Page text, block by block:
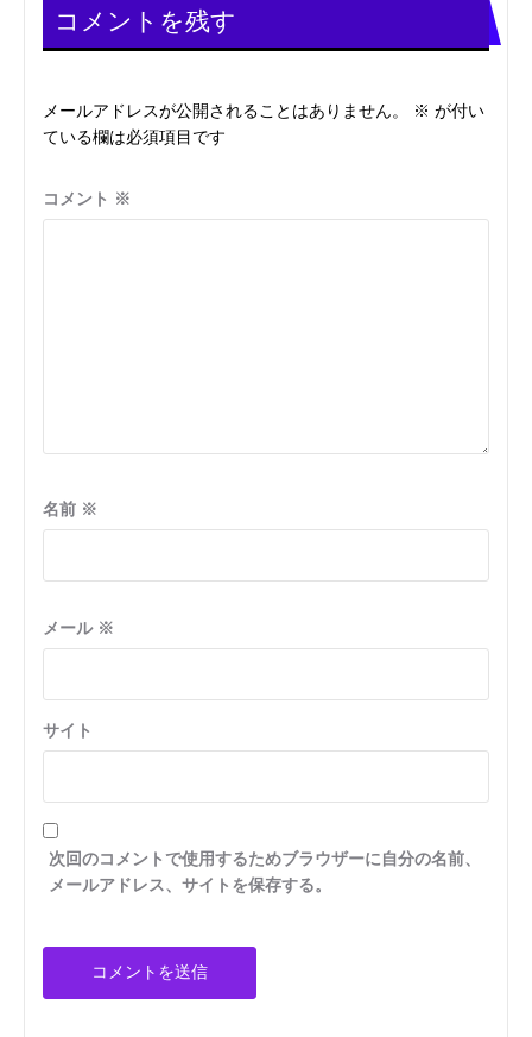
ー
ョ
ン
コメントを残す
メールアドレスが公開されることはありません。 ※ が付い
ている欄は必須項目です
コメント ※
名前 ※
メール ※
サイト
次回のコメントで使用するためブラウザーに自分の名前、
メールアドレス、サイトを保存する。